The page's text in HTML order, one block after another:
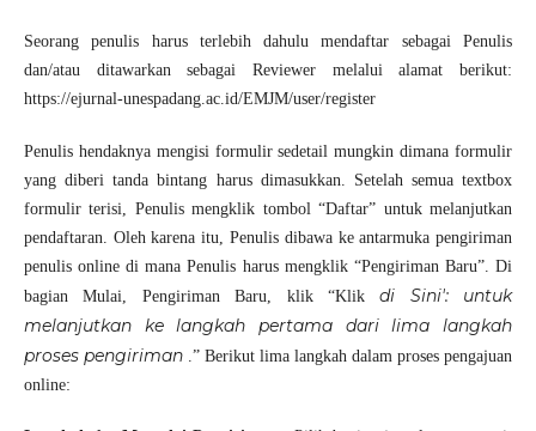
Seorang penulis harus terlebih dahulu mendaftar sebagai Penulis
dan/atau ditawarkan sebagai Reviewer melalui alamat berikut:
https://ejurnal-unespadang.ac.id/EMJM/user/register
Penulis hendaknya mengisi formulir sedetail mungkin dimana formulir
yang diberi tanda bintang harus dimasukkan. Setelah semua textbox
formulir terisi, Penulis mengklik tombol “Daftar” untuk melanjutkan
pendaftaran. Oleh karena itu, Penulis dibawa ke antarmuka pengiriman
penulis online di mana Penulis harus mengklik “Pengiriman Baru”. Di
bagian Mulai, Pengiriman Baru, klik “Klikdi Sini': untuk
melanjutkan ke langkah pertama dari lima langkah
proses pengiriman.” Berikut lima langkah dalam proses pengajuan
online: